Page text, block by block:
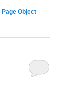
Page Object